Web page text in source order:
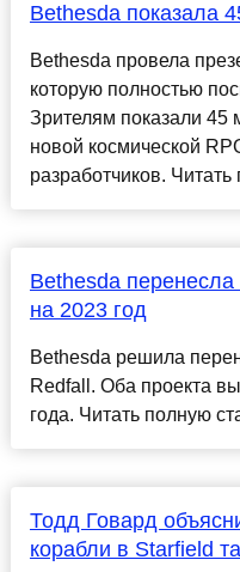
Bethesda показала
Bethesda провела
которую полностью
Зрителям показали 45
новой космической
разработчиков.
Bethesda
на 2023 год
Bethesda решила
Redfall. Оба проекта
года. Читать полную
Тодд Говард
корабли в Starfield